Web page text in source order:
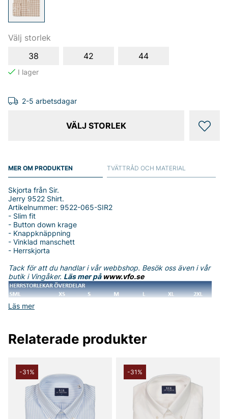
Välj storlek
38
42 44
2-5 arbetsdagar
VÄLJ STORLEK
MER OM PRODUKTEN
Läs mer
Skjorta från Sir.
Jerry 9522 Shirt.
Artikelnummer: 9522-065-SIR2
- Slim fit
- Button down krage
- Knappknäppning
- Vinklad manschett
- Herrskjorta
Tack för att du handlar i vår webbshop. Besök oss även i vår
butik i Vingåker. Läs mer på www.vfo.se
TVÄTTRÅD OCH MATERIAL
Relaterade produkter
-31% -31%